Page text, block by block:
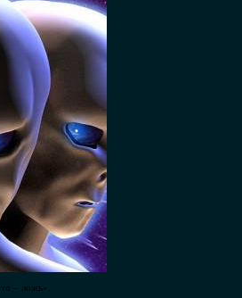
– ложь».